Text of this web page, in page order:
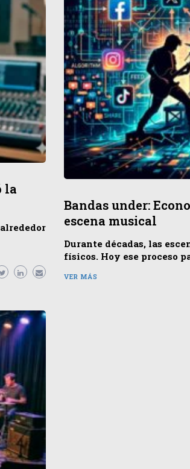
la
Bandas under:
escena musical
Durante décadas, las
físicos. Hoy ese proceso
VER MÁS